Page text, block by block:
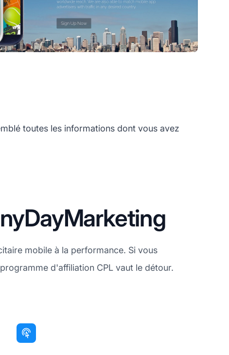
toutes les informations dont vous avez
mobile à la performance. Si vous
d'affiliation CPL vaut le détour.